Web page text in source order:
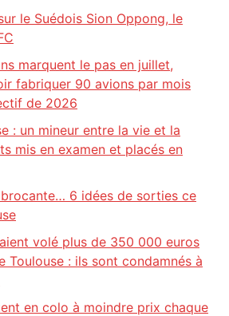
le Suédois Sion Oppong, le
marquent le pas en juillet,
fabriquer 90 avions par mois
de 2026
: un mineur entre la vie et la
mis en examen et placés en
6 idées de sorties ce
volé plus de 350 000 euros
Toulouse : ils sont condamnés à
en colo à moindre prix chaque